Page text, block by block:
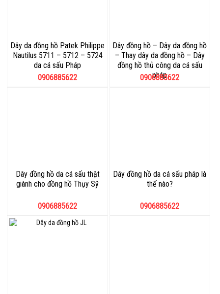
Dây da đồng hồ Patek Philippe
Nautilus 5711 – 5712 – 5724
da cá sấu Pháp
0906885622
Dây đồng hồ – Dây da đồng hồ
– Thay dây da đồng hồ – Dây
đồng hồ thủ công da cá sấu
pháp
0906885622
Dây đồng hồ da cá sấu thật
giành cho đồng hồ Thụy Sỹ
0906885622
Dây đồng hồ da cá sấu pháp là
thế nào?
0906885622